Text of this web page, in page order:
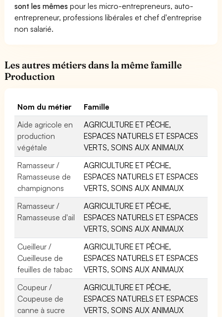
sont les mêmes pour les micro-entrepreneurs, auto-
entrepreneur, professions libérales et chef d'entreprise
non salarié.
Les autres métiers dans la même famille
Production
Nom du métier
Famille
Aide agricole en
production
végétale
AGRICULTURE ET PÊCHE,
ESPACES NATURELS ET ESPACES
VERTS, SOINS AUX ANIMAUX
Ramasseur /
Ramasseuse de
champignons
AGRICULTURE ET PÊCHE,
ESPACES NATURELS ET ESPACES
VERTS, SOINS AUX ANIMAUX
Ramasseur /
Ramasseuse d'ail
AGRICULTURE ET PÊCHE,
ESPACES NATURELS ET ESPACES
VERTS, SOINS AUX ANIMAUX
Cueilleur /
Cueilleuse de
feuilles de tabac
AGRICULTURE ET PÊCHE,
ESPACES NATURELS ET ESPACES
VERTS, SOINS AUX ANIMAUX
Coupeur /
Coupeuse de
canne à sucre
AGRICULTURE ET PÊCHE,
ESPACES NATURELS ET ESPACES
VERTS, SOINS AUX ANIMAUX